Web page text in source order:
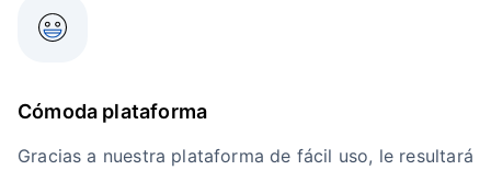
Cómoda plataforma
Gracias a nuestra plataforma de fácil uso, le resultará